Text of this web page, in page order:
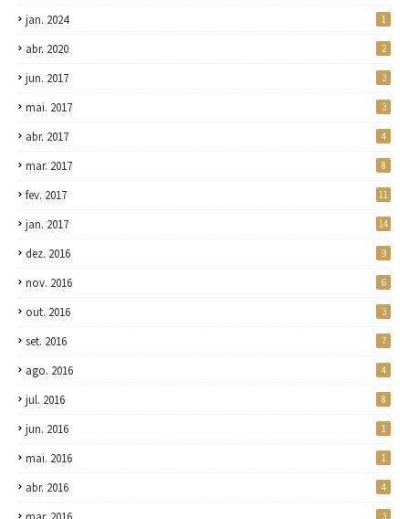
jan. 2024 1
abr. 2020 2
jun. 2017 3
mai. 2017 3
abr. 2017 4
mar. 2017 8
fev. 2017 11
jan. 2017 14
dez. 2016 9
nov. 2016 6
out. 2016 3
set. 2016 7
ago. 2016 4
jul. 2016 8
jun. 2016 1
mai. 2016 1
abr. 2016 4